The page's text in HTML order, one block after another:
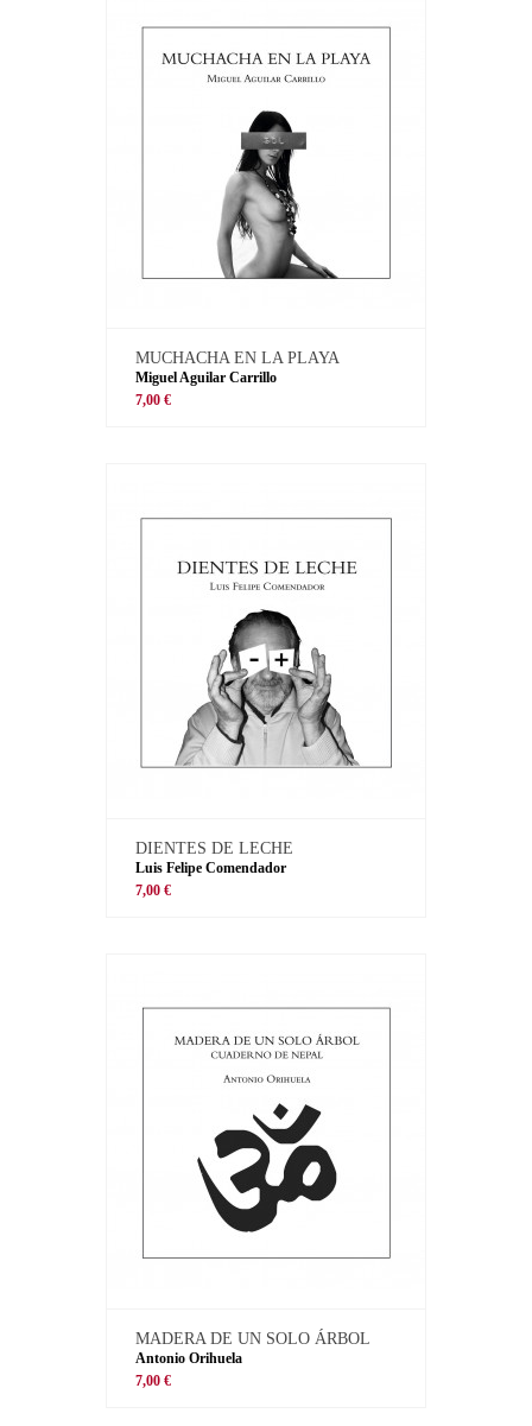
MUCHACHA EN LA PLAYA
Miguel Aguilar Carrillo
7,00 €
DIENTES DE LECHE
Luis Felipe Comendador
7,00 €
MADERA DE UN SOLO ÁRBOL
Antonio Orihuela
7,00 €